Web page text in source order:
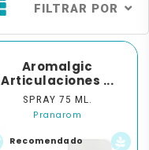
FILTRAR POR
Aromalgic
Articulaciones ...
SPRAY 75 ML.
Pranarom
Recomendado